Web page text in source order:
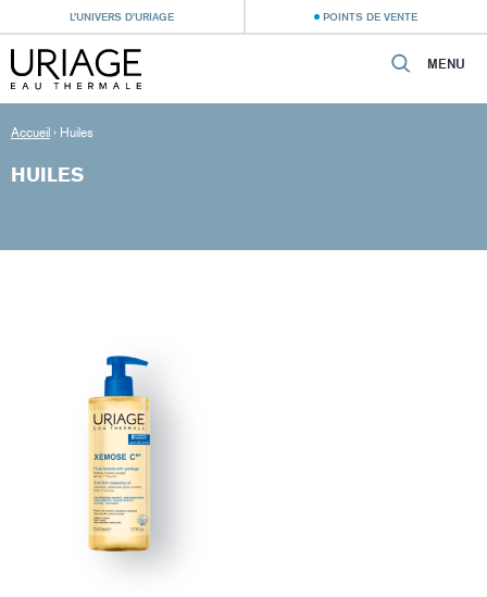
L’UNIVERS D’URIAGE POINTS DE VENTE
MENU
Accueil › Huiles
HUILES